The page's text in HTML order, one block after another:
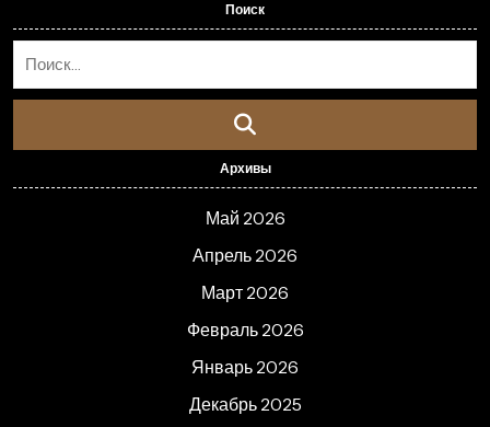
Поиск
Архивы
Май 2026
Апрель 2026
Март 2026
Февраль 2026
Январь 2026
Декабрь 2025